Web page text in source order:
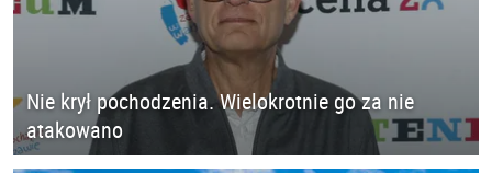
Nie krył pochodzenia. Wielokrotnie go za nie
atakowano